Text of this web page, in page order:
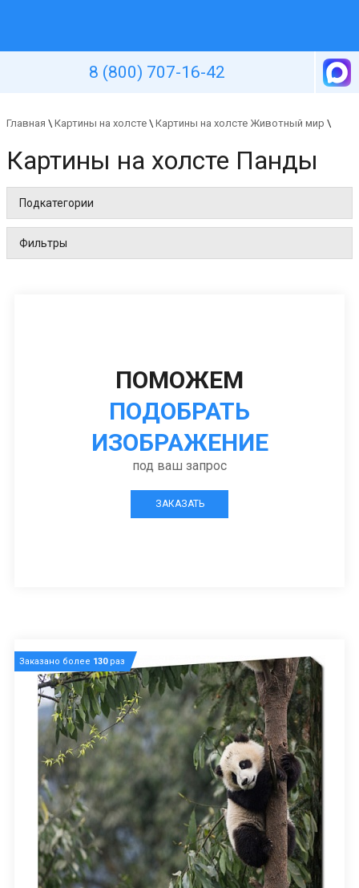
8 (800) 707-16-42
Главная \ Картины на холсте \ Картины на холсте Животный мир \
Картины на холсте Панды
Подкатегории
Фильтры
ПОМОЖЕМ
ПОДОБРАТЬ
ИЗОБРАЖЕНИЕ
под ваш запрос
ЗАКАЗАТЬ
Заказано более 130раз